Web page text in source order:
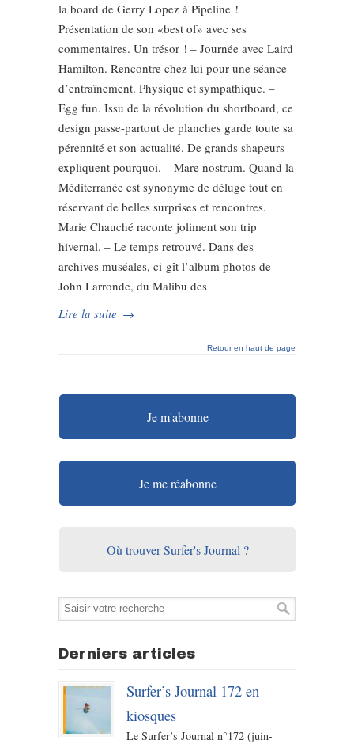
la board de Gerry Lopez à Pipeline !
Présentation de son «best of» avec ses
commentaires. Un trésor ! – Journée avec Laird
Hamilton. Rencontre chez lui pour une séance
d’entraînement. Physique et sympathique. –
Egg fun. Issu de la révolution du shortboard, ce
design passe-partout de planches garde toute sa
pérennité et son actualité. De grands shapeurs
expliquent pourquoi. – Mare nostrum. Quand la
Méditerranée est synonyme de déluge tout en
réservant de belles surprises et rencontres.
Marie Chauché raconte joliment son trip
hivernal. – Le temps retrouvé. Dans des
archives muséales, ci-gît l’album photos de
John Larronde, du Malibu des
Lire la suite →
Retour en haut de page
Je m'abonne
Je me réabonne
Où trouver Surfer's Journal ?
Derniers articles
Surfer’s Journal 172 en
kiosques
Le Surfer’s Journal n°172 (juin-